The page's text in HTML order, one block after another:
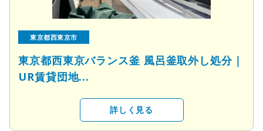
東京都西東京市
東京都西東京バランス釜 風呂釜取外し処分｜
UR賃貸団地...
詳しく見る